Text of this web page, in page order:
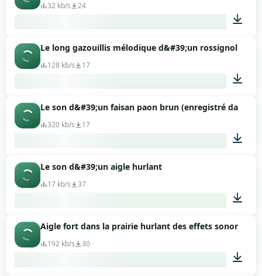
32 kb/s 24
00:09
Le long gazouillis mélodique d&#39;un rossignol
128 kb/s 17
00:09
Le son d&#39;un faisan paon brun (enregistré dans
320 kb/s 17
Le son d&#39;un aigle hurlant
17 kb/s 37
00:02
Aigle fort dans la prairie hurlant des effets sonores
192 kb/s 30